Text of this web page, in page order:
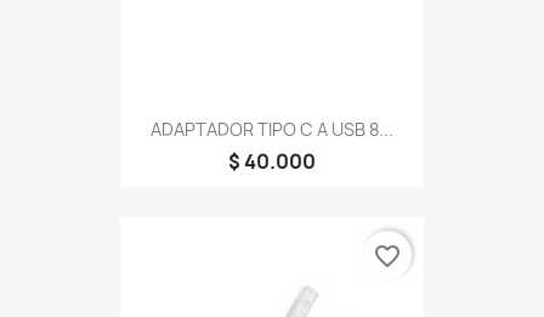
ADAPTADOR TIPO C A USB 8...
$ 40.000
favorite_border